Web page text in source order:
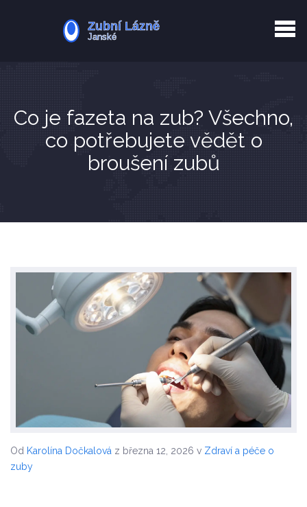
Zotavení po extrakci
Co je fazeta na zub? Všechno,
co potřebujete vědět o
broušení zubů
Od Karolína Dočkalová z března 12, 2026 v Zdraví a péče o
zuby